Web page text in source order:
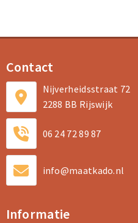
Contact
Nijverheidsstraat 72
2288 BB Rijswijk
06 24 72 89 87
info@maatkado.nl
Informatie